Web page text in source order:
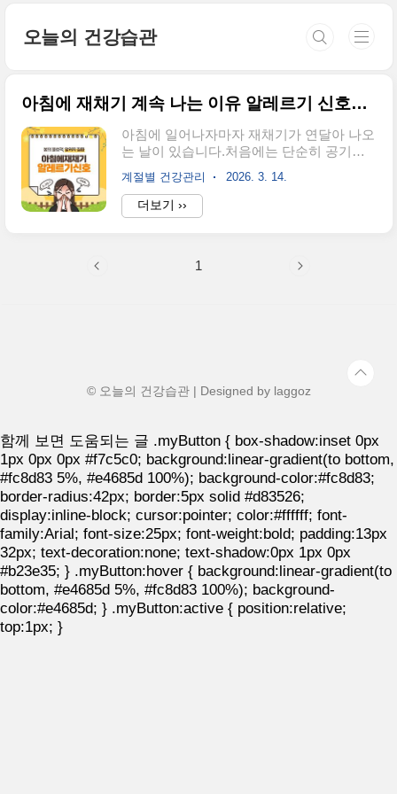
오늘의 건강습관
아침에 재채기 계속 나는 이유 알레르기 신호일까
아침에 일어나자마자 재채기가 연달아 나오
는 날이 있습니다.처음에는 단순히 공기가
차갑거나 몸이 덜 깬 탓이라고 생각하기 쉽
지만, 비슷한 증상이 반복된다면 다른 원인
을 살펴볼 필요가 있습니다.특히 봄철이나
환절기에는 꽃가루, 먼지, 침구 속 집먼지진
계절이 바뀌는 시기에는 아침마다 재채기가
경 자극과 관련이 있을 가능성도 있습니다.
이번 글에서는 아침에 재채기가 계속 나는
계절별 건강관리 2026. 3. 14.
더보기 ››
1
© 오늘의 건강습관 | Designed by laggoz
함께 보면 도움되는 글 .myButton { box-shadow:inset 0px
1px 0px 0px #f7c5c0; background:linear-gradient(to bottom,
#fc8d83 5%, #e4685d 100%); background-color:#fc8d83;
border-radius:42px; border:5px solid #d83526;
display:inline-block; cursor:pointer; color:#ffffff; font-
family:Arial; font-size:25px; font-weight:bold; padding:13px
32px; text-decoration:none; text-shadow:0px 1px 0px
#b23e35; } .myButton:hover { background:linear-gradient(to
bottom, #e4685d 5%, #fc8d83 100%); background-
color:#e4685d; } .myButton:active { position:relative;
top:1px; }